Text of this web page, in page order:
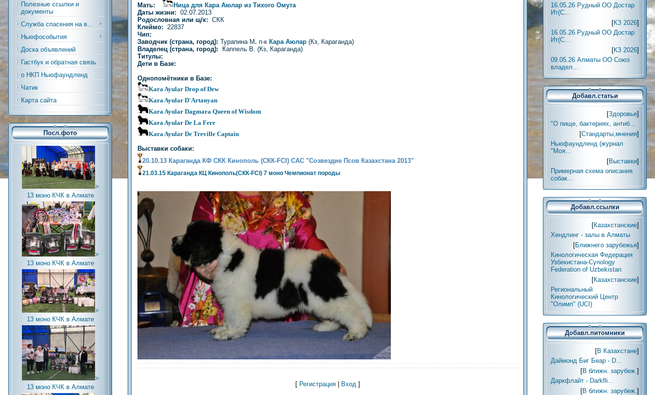
Полезные ссылки и
документы
Служба спасения на в...
Ньюфособытия
Доска объявлений
Гастбук и обратная связь
о НКП Ньюфаундленд
Чатик
Карта сайта
Посл.фото
>
13 моно КЧК в Алмате
>
13 моно КЧК в Алмате
>
13 моно КЧК в Алмате
>
13 моно КЧК в Алмате
Мать:
Ница для Кара Аюлар из Тихого Омута
Даты жизни: 02.07.2013
Родословная или щ/к: СКК
Клеймо: 22837
Чип:
Заводчик (страна, город): Турапина М. п-к Кара Аюлар (Кз, Караганда)
Владелец (страна, город): Каппель В. (Кз, Караганда)
Титулы:
Дети в Базе:
Однопомётники в Базе:
Kara Ayular Drop of Dew
Kara Ayular D'Artanyan
Kara Ayular Dagmara Queen of Wisdom
Kara Ayular De La Fere
Kara Ayular De Treville Captain
Выставки собаки:
20.10.13 Караганда КФ СКК Кинополь (СКК-FCI) САС "Созвездие Псов Казахстана 2013"
21.03.15 Караганда КЦ Кинополь(СКК-FCI) 7 моно Чемпионат породы
[ Регистрация| Вход ]
16.05.26 Рудный ОО Достар
Ит(С...
[КЗ 2026]
16.05.26 Рудный ОО Достар
Ит(С...
[КЗ 2026]
09.05.26 Алматы ОО Союз
владел...
Добавл.статьи
[Здоровье]
"О пище, бактериях, антиб...
[Стандарты,мнения]
Ньюфаундленд (журнал
"Моя...
[Выставки]
Примерная схема описания
собак...
Добавл.ссылки
[Казахстанские]
Хендлинг - залы в Алматы
[Ближнего зарубежья]
Кинологическая Федерация
Узбекистана-Cynology
Federation of Uzbekistan
[Казахстанские]
Региональный
Кинологический Центр
"Олимп" (UCI)
Добавл.питомники
[В Казахстане]
Даймонд Биг Беар - D...
[В ближн. зарубеж.]
Даркфлайт - Darkfli...
[В ближн. зарубеж.]